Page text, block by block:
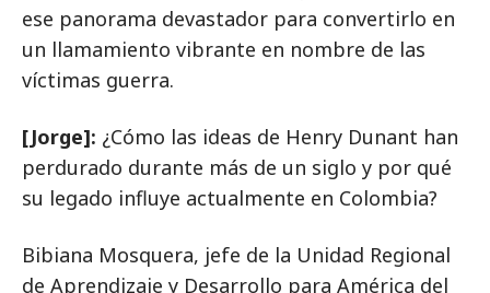
ese panorama devastador para convertirlo en
un llamamiento vibrante en nombre de las
víctimas guerra.
[Jorge]: ¿Cómo las ideas de Henry Dunant han
perdurado durante más de un siglo y por qué
su legado influye actualmente en Colombia?
Bibiana Mosquera, jefe de la Unidad Regional
de Aprendizaje y Desarrollo para América del